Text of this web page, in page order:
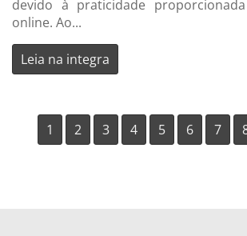
devido à praticidade
online. Ao...
Leia na integra
1 2 3 4 5 6 7